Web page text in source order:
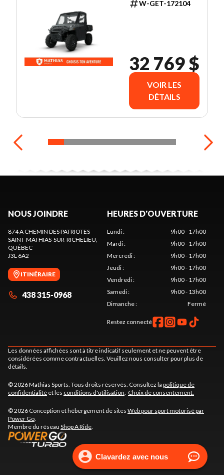
W-GET-172104
32 769 $
VOIR LES
DÉTAILS
NOUS JOINDRE
874 A CHEMIN DES PATRIOTES
SAINT-MATHIAS-SUR-RICHELIEU,
QUÉBEC
J3L 6A2
ITINÉRAIRE
438 315-0968
HEURES D'OUVERTURE
Lundi:
9h00 - 17h00
Mardi:
9h00 - 17h00
Mercredi:
9h00 - 17h00
Jeudi:
9h00 - 17h00
Vendredi:
9h00 - 17h00
Samedi:
9h00 - 13h00
Dimanche: Fermé
Restez connecté
Les données affichées sont à titre indicatif seulement et ne peuvent être
considérées comme contractuelles. Veuillez nous consulter pour plus de
détails.
© 2026 Mathias Sports. Tous droits réservés. Consultez la politique de
confidentialité et les conditions d'utilisation. Choix de consentement.
© 2026 Conception et hébergement de sites Web pour sport motorisé par
Power Go.
Membre du réseau Shop A Ride.